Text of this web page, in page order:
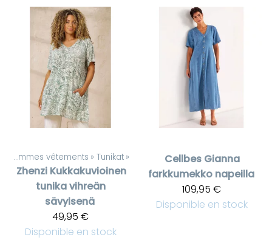
Pour femmes vêtements ‪» Tunikat ‪»
Zhenzi Kukkakuvioinen
tunika vihreän
sävyisenä
49,95 €
Disponible en stock
Cellbes Gianna
farkkumekko napeilla
109,95 €
Disponible en stock